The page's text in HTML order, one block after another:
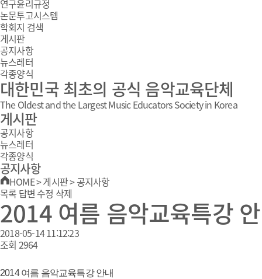
연구윤리규정
논문투고시스템
학회지 검색
게시판
공지사항
뉴스레터
각종양식
대한민국 최초의 공식 음악교육단체
The Oldest and the Largest Music Educators Society in Korea
게시판
공지사항
뉴스레터
각종양식
공지사항
HOME>게시판>공지사항
목록 답변 수정 삭제
2014 여름 음악교육특강
2018-05-14 11:12:23
조회 2964
2014 여름 음악교육특강 안내